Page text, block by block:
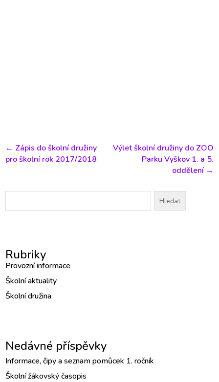
← Zápis do školní družiny
pro školní rok 2017/2018
Výlet školní družiny do ZOO
Parku Vyškov 1. a 5.
oddělení→
Vyhledávání
Rubriky
Provozní informace
Školní aktuality
Školní družina
Nedávné příspěvky
Informace, čipy a seznam pomůcek 1. ročník
Školní žákovský časopis